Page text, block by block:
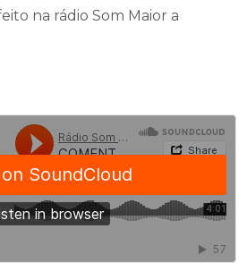
na rádio Som Maior a